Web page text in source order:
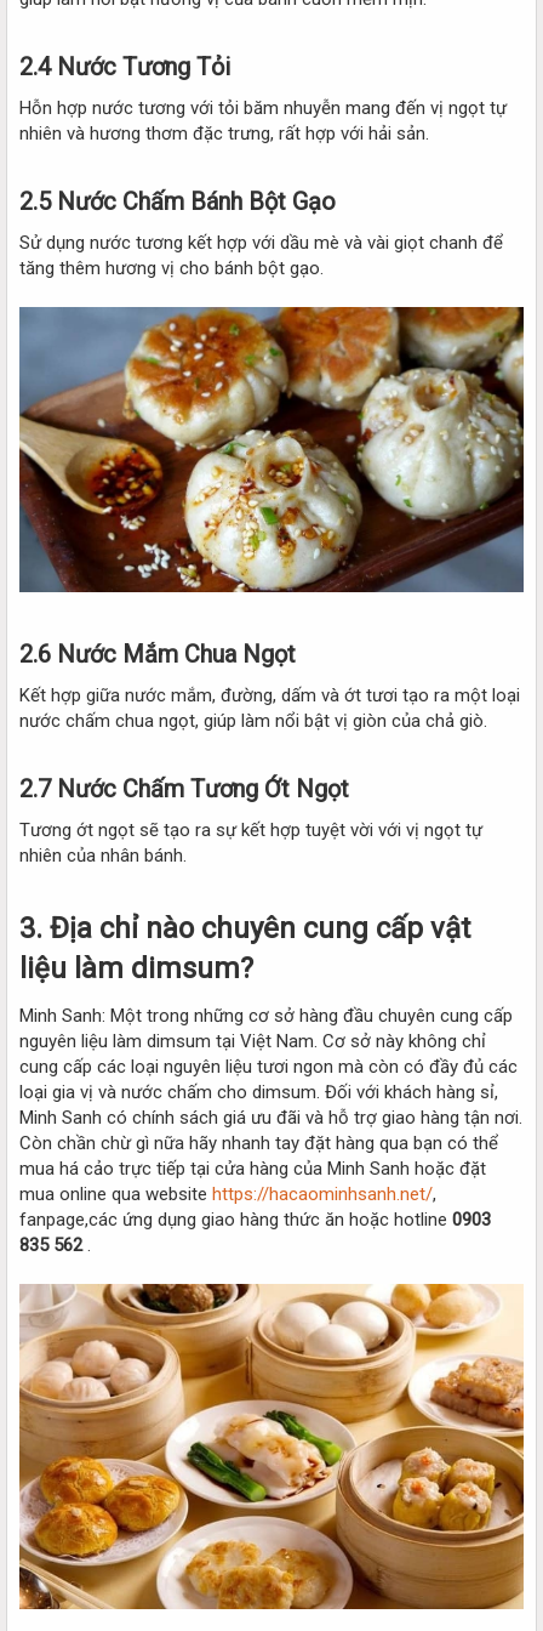
2.4 Nước Tương Tỏi
Hỗn hợp nước tương với tỏi băm nhuyễn mang đến vị ngọt tự
nhiên và hương thơm đặc trưng, rất hợp với hải sản.
2.5 Nước Chấm Bánh Bột Gạo
Sử dụng nước tương kết hợp với dầu mè và vài giọt chanh để
tăng thêm hương vị cho bánh bột gạo.
2.6 Nước Mắm Chua Ngọt
Kết hợp giữa nước mắm, đường, dấm và ớt tươi tạo ra một loại
nước chấm chua ngọt, giúp làm nổi bật vị giòn của chả giò.
2.7 Nước Chấm Tương Ớt Ngọt
Tương ớt ngọt sẽ tạo ra sự kết hợp tuyệt vời với vị ngọt tự
nhiên của nhân bánh.
3. Địa chỉ nào chuyên cung cấp vật
liệu làm dimsum?
Minh Sanh: Một trong những cơ sở hàng đầu chuyên cung cấp
nguyên liệu làm dimsum tại Việt Nam. Cơ sở này không chỉ
cung cấp các loại nguyên liệu tươi ngon mà còn có đầy đủ các
loại gia vị và nước chấm cho dimsum. Đối với khách hàng sỉ,
Minh Sanh có chính sách giá ưu đãi và hỗ trợ giao hàng tận nơi.
Còn chần chừ gì nữa hãy nhanh tay đặt hàng qua bạn có thể
mua há cảo trực tiếp tại cửa hàng của Minh Sanh hoặc đặt
mua online qua website https://hacaominhsanh.net/,
fanpage,các ứng dụng giao hàng thức ăn hoặc hotline 0903
835 562.